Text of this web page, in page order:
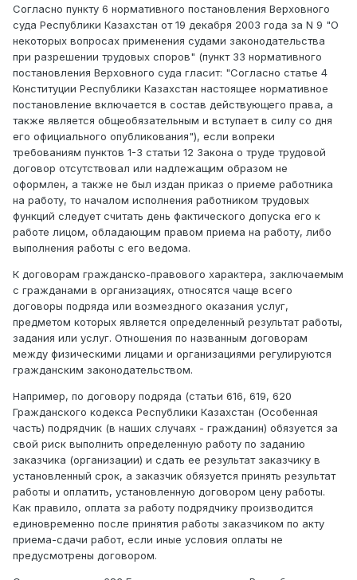
Согласно пункту 6 нормативного постановления Верховного
суда Республики Казахстан от 19 декабря 2003 года за N 9 "О
некоторых вопросах применения судами законодательства
при разрешении трудовых споров" (пункт 33 нормативного
постановления Верховного суда гласит: "Согласно статье 4
Конституции Республики Казахстан настоящее нормативное
постановление включается в состав действующего права, а
также является общеобязательным и вступает в силу со дня
его официального опубликования"), если вопреки
требованиям пунктов 1-3 статьи 12 Закона о труде трудовой
договор отсутствовал или надлежащим образом не
оформлен, а также не был издан приказ о приеме работника
на работу, то началом исполнения работником трудовых
функций следует считать день фактического допуска его к
работе лицом, обладающим правом приема на работу, либо
выполнения работы с его ведома.
К договорам гражданско-правового характера, заключаемым
с гражданами в организациях, относятся чаще всего
договоры подряда или возмездного оказания услуг,
предметом которых является определенный результат работы,
задания или услуг. Отношения по названным договорам
между физическими лицами и организациями регулируются
гражданским законодательством.
Например, по договору подряда (статьи 616, 619, 620
Гражданского кодекса Республики Казахстан (Особенная
часть) подрядчик (в наших случаях - гражданин) обязуется за
свой риск выполнить определенную работу по заданию
заказчика (организации) и сдать ее результат заказчику в
установленный срок, а заказчик обязуется принять результат
работы и оплатить, установленную договором цену работы.
Как правило, оплата за работу подрядчику производится
единовременно после принятия работы заказчиком по акту
приема-сдачи работ, если иные условия оплаты не
предусмотрены договором.